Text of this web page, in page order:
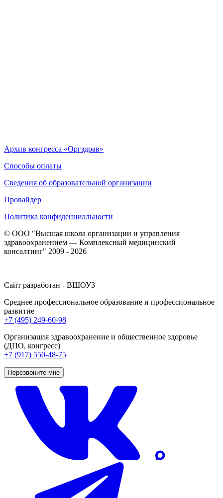
Архив конгресса «Оргздрав»
Способы оплаты
Сведения об образовательной организации
Провайдер
Политика конфиденциальности
© ООО "Высшая школа организации и управления
здравоохранением — Комплексный медицинский
консалтинг" 2009 - 2026
Сайт разработан - ВШОУЗ
Среднее профессиональное образование и профессиональное
развитие
+7 (495) 249-60-98
Организация здравоохранение и общественное здоровье
(ДПО, конгресс)
+7 (917) 550-48-75
Перезвоните мне